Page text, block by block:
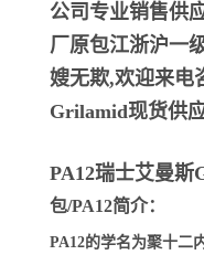
公司专业销售供
厂原包江浙沪一
嫂无欺,欢迎来电
Grilamid现货供
PA12瑞士艾曼斯
包/PA12简介：
PA12的学名为聚十二